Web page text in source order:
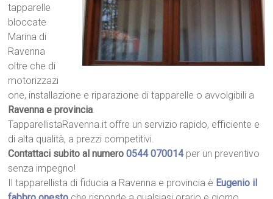
tapparelle
bloccate
Marina di
Ravenna
oltre che di
motorizzazi
one, installazione e riparazione di tapparelle o avvolgibili a
Ravenna e provincia.
TapparellistaRavenna.it offre un servizio rapido, efficiente e
di alta qualità, a prezzi competitivi.
Contattaci subito al numero0544 070014per un preventivo
senza impegno!
Il tapparellista di fiducia a Ravenna e provincia è Eugenio il